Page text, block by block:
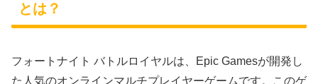
とは？
フォートナイト バトルロイヤルは、Epic Gamesが開発し
た人気のオンラインマルチプレイヤーゲームです。このゲ